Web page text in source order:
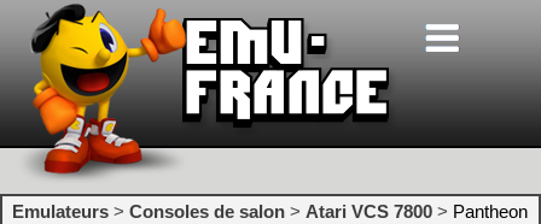
Emulateurs > Consoles de salon > Atari VCS 7800 > Pantheon